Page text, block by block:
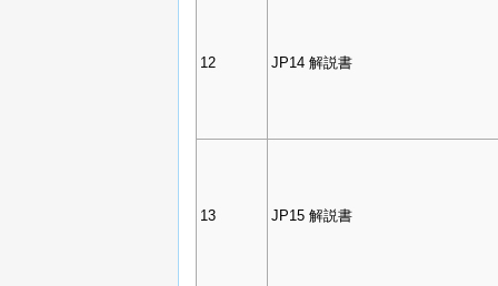
12 JP14 解説書
13 JP15 解説書